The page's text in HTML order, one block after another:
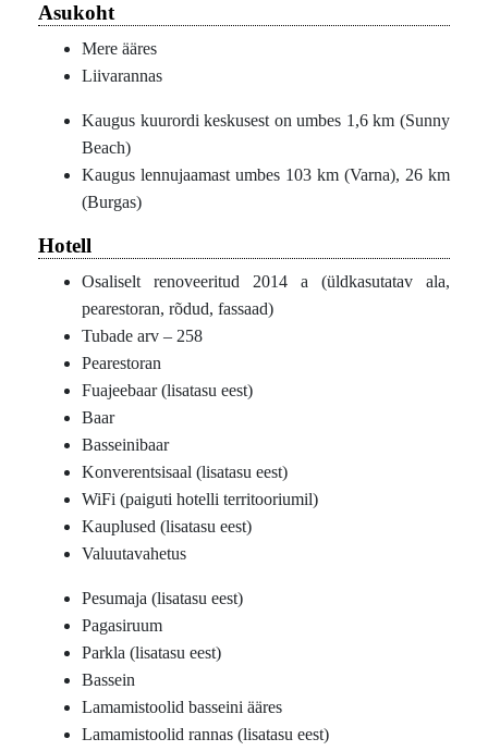
Asukoht
Mere ääres
Liivarannas
Kaugus kuurordi keskusest on umbes 1,6 km (Sunny
Beach)
Kaugus lennujaamast umbes 103 km (Varna), 26 km
(Burgas)
Hotell
Osaliselt renoveeritud 2014 a (üldkasutatav ala,
pearestoran, rõdud, fassaad)
Tubade arv – 258
Pearestoran
Fuajeebaar (lisatasu eest)
Baar
Basseinibaar
Konverentsisaal (lisatasu eest)
WiFi (paiguti hotelli territooriumil)
Kauplused (lisatasu eest)
Valuutavahetus
Pesumaja (lisatasu eest)
Pagasiruum
Parkla (lisatasu eest)
Bassein
Lamamistoolid basseini ääres
Lamamistoolid rannas (lisatasu eest)